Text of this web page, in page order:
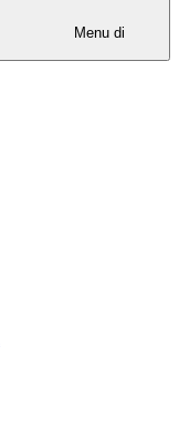
Menu di